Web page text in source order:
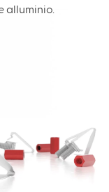
alluminio.